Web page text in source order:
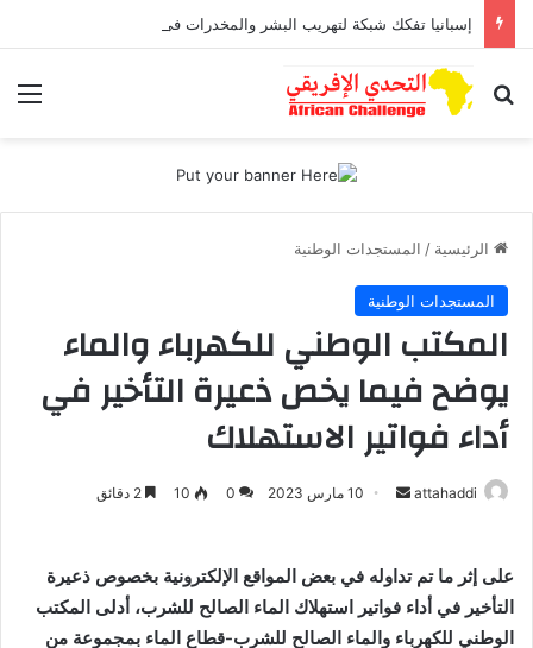
بحث عن
الرئيسية / المستجدات الوطنية
المستجدات الوطنية
المكتب الوطني للكهرباء والماء
يوضح فيما يخص ذعيرة التأخير في
أداء فواتير الاستهلاك
attahaddi
أرسل 10 مارس 2023 0
10
على إثر ما تم تداوله في بعض المواقع الإلكترونية بخصوص ذعيرة
التأخير في أداء فواتير استهلاك الماء الصالح للشرب، أدلى المكتب
الوطني للكهرباء والماء الصالح للشرب-قطاع الماء بمجموعة من